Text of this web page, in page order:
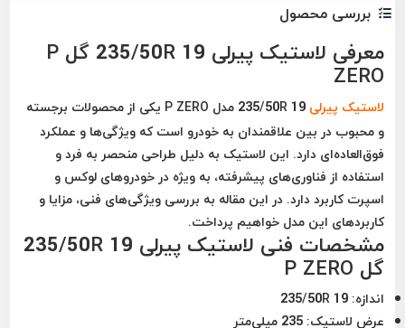
بررسی محصول
معرفی لاستیک پیرلی 235/50R 19 گل P
ZERO
لاستیک پیرلی
235/50R 19 مدل P ZERO یکی از محصولات برجسته
و محبوب در بین علاقمندان به خودرو است که ویژگی‌ها و عملکرد
فوق‌العاده‌ای دارد. این لاستیک به دلیل طراحی منحصر به فرد و
استفاده از فناوری‌های پیشرفته، به ویژه در خودروهای لوکس و
اسپرت کاربرد دارد. در این مقاله به بررسی ویژگی‌های فنی، مزایا و
کاربردهای این مدل خواهیم پرداخت.
مشخصات فنی لاستیک پیرلی 235/50R 19
گل P ZERO
اندازه: 235/50R 19
عرض لاستیک: 235 میلی‌متر